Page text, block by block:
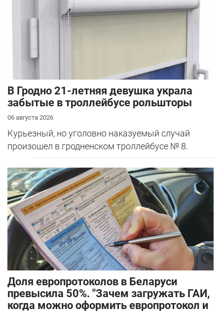
В Гродно 21-летняя девушка украла
забытые в троллейбусе рольшторы
06 августа 2026
Курьезный, но уголовно наказуемый случай
произошел в гродненском троллейбусе № 8.
Доля европротоколов в Беларуси
превысила 50%. "Зачем загружать ГАИ,
когда можно оформить европротокол и